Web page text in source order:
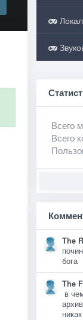
Всего
Всего
The
бога
The
в
никак